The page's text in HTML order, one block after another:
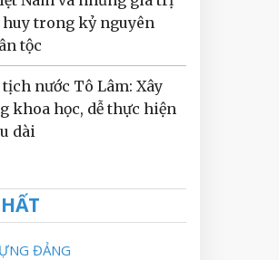
trong kỷ nguyên
tộc
nước Tô Lâm: Xây
khoa học, dễ thực hiện
dài
ĐẢNG